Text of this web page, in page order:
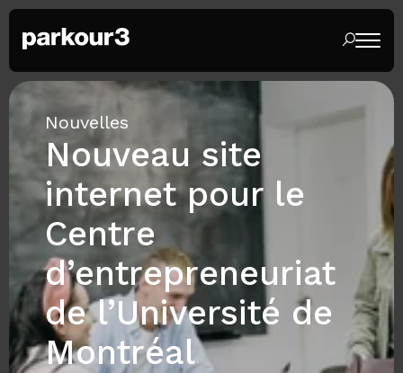
Nouvelles
Nouveau site
internet pour le
Centre
d’entrepreneuriat
de l’Université de
Montréal